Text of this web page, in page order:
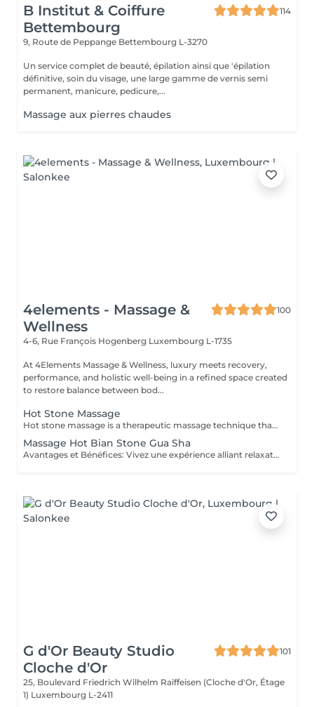
B Institut & Coiffure
Bettembourg
114
9, Route de Peppange Bettembourg L-3270
Un service complet de beauté, épilation ainsi que 'épilation
définitive, soin du visage, une large gamme de vernis semi
permanent, manicure, pedicure,...
Massage aux pierres chaudes
4elements - Massage &
Wellness
100
4-6, Rue François Hogenberg Luxembourg L-1735
At 4Elements Massage & Wellness, luxury meets recovery,
performance, and holistic well-being in a refined space created
to restore balance between bod...
Hot Stone Massage
Hot stone massage is a therapeutic massage technique that uses **smooth, heated basalt stones** (volcanic rock that retains heat well). The warmth penetrates deep into muscles, allowing intense relaxation without heavy pressure. How it works 1. Heating the stones Stones are warmed in water to a safe temperature (typically ~5055 °C). 2. Stone placement The therapist places stones on key points of the body: * Along the spine * Shoulders and neck * Hands, legs, or between toes These areas correspond to major muscle groups and energy points. 3. Massage with stones The therapist also uses the stones as tools, gliding them over muscles with oil to combine heat and movement. Key benefits *Deep muscle relaxation* heat reduces muscle stiffness faster than hands alone *Pain & tension relief* ideal for chronic back/neck tension *Stress & anxiety reduction* strong calming effect on the nervous system *Improved circulation* heat increases blood flow and oxygen delivery *Better sleep* many clients feel deeply sedated afterward Who it's best for People with: * Chronic muscle tension * Stress, burnout, mental overload * Sedentary or highly physical lifestyles * Cold sensitivity or poor circulation Not recommended for: * Fever or acute inflammation * Skin infections or open wounds * Severe cardiovascular issues * Neuropathy with reduced heat sensation What it feels like * Very relaxing, warm, grounding * Pressure is usually gentle to medium * Many clients drift into a meditative or sleep-like state It is NOT a sports or deep-tissue massage, but the heat allows muscles to release deeply without pain.
Massage Hot Bian Stone Gua Sha
Avantages et Bénéfices: Vivez une expérience alliant relaxation profonde et revitalisation musculaire. Grâce au Bian Stone et à la technique du Gua Sha, ce massage apaise les douleurs, détend les tensions et stimule la circulation sanguine, tout en procurant un moment de calme et d'équilibre intérieur. Les principaux bénéfices : - Soulagement des douleurs et tensions musculaires - Réduction de l'inflammation et fatigue musculaire - Amélioration de la circulation sanguine et lymphatique - Relaxation profonde du corps et de l'esprit - Diminution du stress et apaisement du système nerveux - Favorise la récupération musculaire et l'équilibre énergétique
G d'Or Beauty Studio
Cloche d'Or
101
25, Boulevard Friedrich Wilhelm Raiffeisen (Cloche d'Or, Étage
1) Luxembourg L-2411